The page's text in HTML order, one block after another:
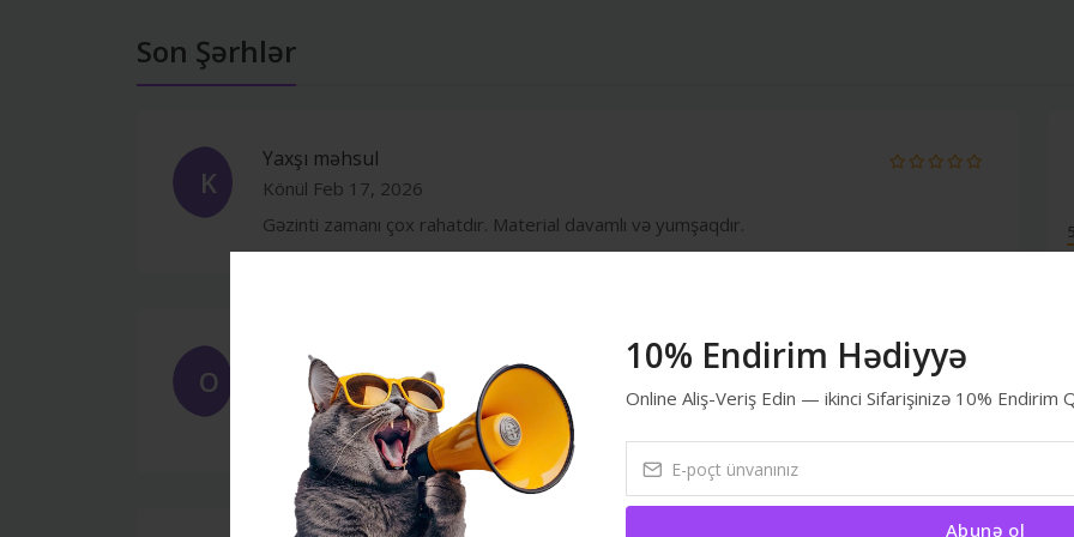
10% Endirim Hədiyyə
Online Aliş-Veriş Edin — ikinci Sifarişinizə 10% Endirim
Abunə ol
Son Şərhlər
K
Yaxşı məhsul
Könül Feb 17, 2026
Gəzinti zamanı çox rahatdır. Material davamlı və yumşaqdır.
O
Möhkəm və rahat
Orxan Feb 17, 2026
Gəzintidə çox rahatdır, heyvanım da narahat olmur. Keyfiyyətli materialdır.